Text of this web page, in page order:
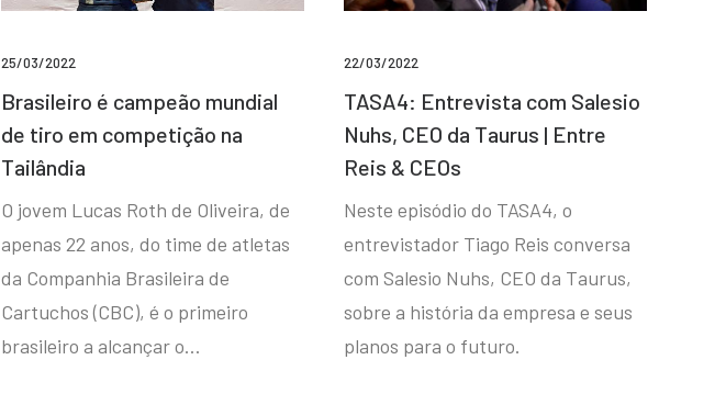
25/03/2022
Brasileiro é campeão mundial
de tiro em competição na
Tailândia
O jovem Lucas Roth de Oliveira, de
apenas 22 anos, do time de atletas
da Companhia Brasileira de
Cartuchos (CBC), é o primeiro
brasileiro a alcançar o…
22/03/2022
TASA4: Entrevista com Salesio
Nuhs, CEO da Taurus | Entre
Reis & CEOs
Neste episódio do TASA4, o
entrevistador Tiago Reis conversa
com Salesio Nuhs, CEO da Taurus,
sobre a história da empresa e seus
planos para o futuro.